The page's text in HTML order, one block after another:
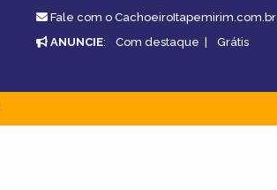
Fale com o CachoeiroItapemirim.com.br
ANUNCIE: Com destaque | Grátis